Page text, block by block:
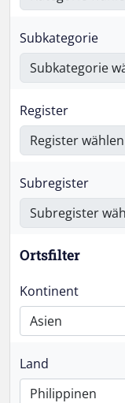
Subkategorie
Register
Subregister
Ortsfilter
Kontinent
Asien
Land
Philippinen